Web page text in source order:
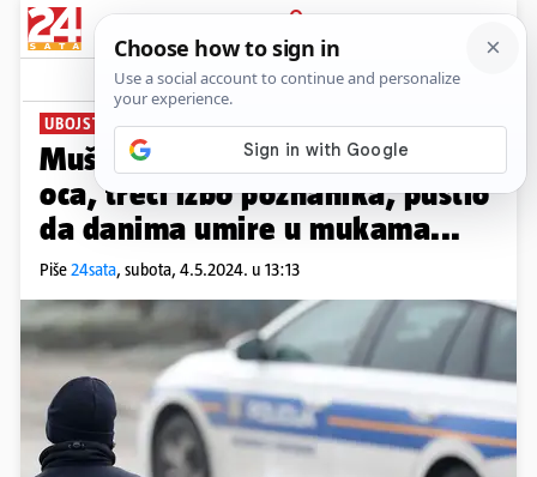
PRIJAVA
News Komentari
UBOJSTVO ZA UBOJSTVOM NA ČRNOMERCU
Muškarac ubio majku, drugi
oca, treći izbo poznanika, pustio
da danima umire u mukama...
Piše24sata, subota, 4.5.2024. u 13:13